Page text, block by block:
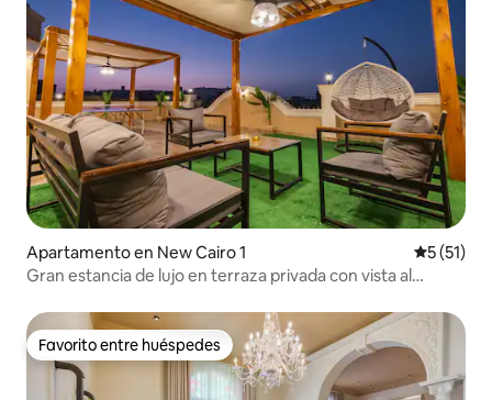
Apartamento en New Cairo 1
5 (51)
Gran estancia de lujo en terraza privada con vista al
Favorito entre huéspedes
Favorito entre huéspedes